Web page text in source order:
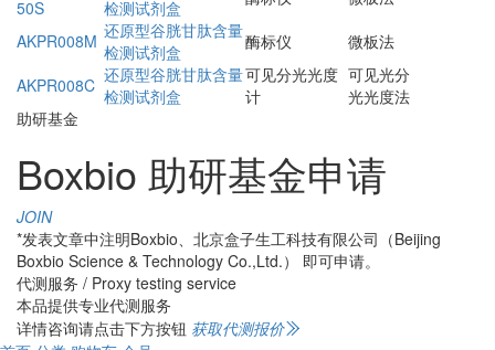
50S
检测试剂盒
AKPR008M 还原型谷胱甘肽含量
检测试剂盒
酶标仪
微板法
AKPR008C 还原型谷胱甘肽含量
检测试剂盒
可见分光光度
计
可见光分
光光度法
助研基金
Boxbio 助研基金申请
JOIN
*发表文章中注明Boxbio、北京盒子生工科技有限公司（Beijing
Boxbio Science & Technology Co.,Ltd.） 即可申请。
代测服务 / Proxy testing service
本品提供专业代测服务
详情咨询请点击下方按钮 获取代测报价